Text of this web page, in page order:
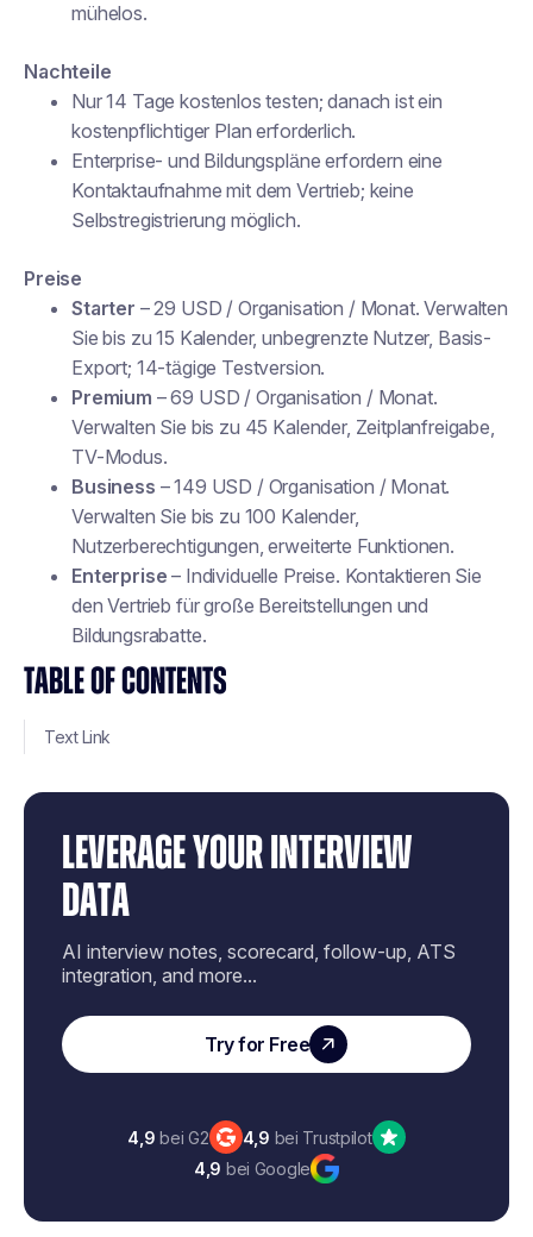
TABLE OF CONTENTS
Text Link
LEVERAGE YOUR INTERVIEW
DATA
AI interview notes, scorecard, follow-up, ATS
integration, and more...
Try for Free
4,9 bei G2 4,9 bei Trustpilot
4,9 bei Google
mühelos.
Nachteile
Nur 14 Tage kostenlos testen; danach ist ein
kostenpflichtiger Plan erforderlich.
Enterprise- und Bildungspläne erfordern eine
Kontaktaufnahme mit dem Vertrieb; keine
Selbstregistrierung möglich.
Preise
Starter – 29 USD / Organisation / Monat. Verwalten
Sie bis zu 15 Kalender, unbegrenzte Nutzer, Basis-
Export; 14-tägige Testversion.
Premium – 69 USD / Organisation / Monat.
Verwalten Sie bis zu 45 Kalender, Zeitplanfreigabe,
TV-Modus.
Business – 149 USD / Organisation / Monat.
Verwalten Sie bis zu 100 Kalender,
Nutzerberechtigungen, erweiterte Funktionen.
Enterprise – Individuelle Preise. Kontaktieren Sie
den Vertrieb für große Bereitstellungen und
Bildungsrabatte.